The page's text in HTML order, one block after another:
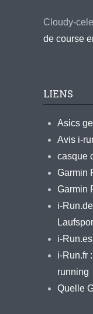
Cloudy-
de course
LIENS
Asics
Avis i-
casque
Garmin
Garmin
i-
i-
i-Run.fr
running
Quelle